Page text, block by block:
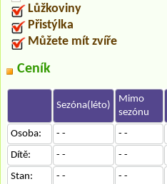
Lůžkoviny
Přistýlka
Můžete mít zvíře
Ceník
Sezóna(léto)
Mimo
sezónu
Osoba:
- - - -
Dítě:
- - - -
Stan:
- - - -